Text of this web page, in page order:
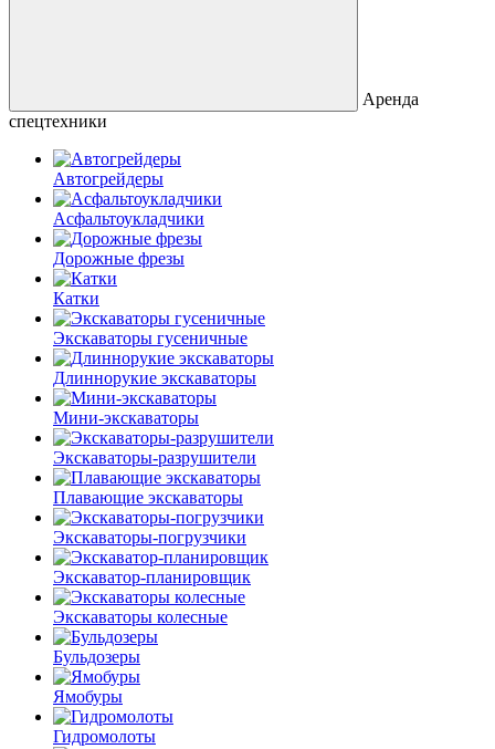
Аренда
спецтехники
Автогрейдеры
Асфальто­укладчики
Дорожные фрезы
Катки
Экскаваторы гусеничные
Длиннорукие экскаваторы
Мини-экскаваторы
Экскаваторы-разрушители
Плавающие экскаваторы
Экскаваторы-погрузчики
Экскаватор-планировщик
Экскаваторы колесные
Бульдозеры
Ямобуры
Гидромолоты